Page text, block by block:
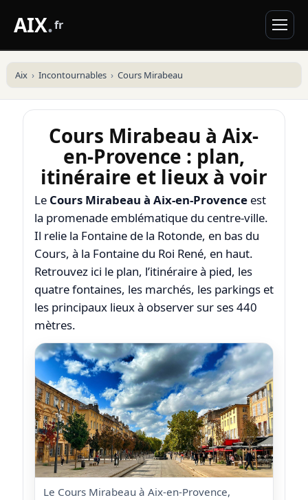
AIX.fr
Aix Incontournables Cours Mirabeau
Cours Mirabeau à Aix-
en-Provence : plan,
itinéraire et lieux à voir
Le Cours Mirabeau à Aix-en-Provenceest
la promenade emblématique du centre-ville.
Il relie la Fontaine de la Rotonde, en bas du
Cours, à la Fontaine du Roi René, en haut.
Retrouvez ici le plan, l’itinéraire à pied, les
quatre fontaines, les marchés, les parkings et
les principaux lieux à observer sur ses 440
mètres.
Le Cours Mirabeau à Aix-en-Provence,